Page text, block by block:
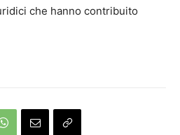
che hanno contribuito